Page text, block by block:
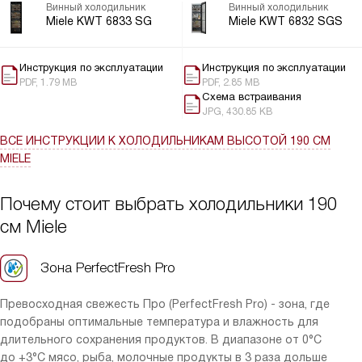
практичным в использовании.
здесь этот шкаф превзошел все мои ожидания.
Вместительность в 178 бутылок - это просто супер! Мы любим
вино и часто устраиваем дегустации с друзьями. Теперь у меня
Еще одним большим плюсом являются три температурные
системе динамического охлаждения, температура внутри
шкафа всегда стабильна.
Очень удобно, что есть сенсорные переключатели и дисплей
для регулировки и индикации температуры. Все просто и
понятно. И даже если я забуду закрыть дверь, мне об этом
сразу же напомнит акустический и оптический сигнал.
Особенно порадовали деревянные полки и освещение. Вино на
Винный холодильник
Miele KWT 6833 SG
Инструкция по эксплуатации
PDF, 1.79 MB
Винный холодильник
Miele KWT 6832 SGS
Инструкция по эксплуатации
PDF, 2.85 MB
Схема встраивания
JPG, 430.85 KB
ВСЕ ИНСТРУКЦИИ К ХОЛОДИЛЬНИКАМ ВЫСОТОЙ 190 СМ
MIELE
Почему стоит выбрать холодильники 190
см Miele
Зона PerfectFresh Pro
Превосходная свежесть Про (PerfectFresh Pro) - зона, где
подобраны оптимальные температура и влажность для
длительного сохранения продуктов. В диапазоне от 0°C
до +3°C мясо, рыба, молочные продукты в 3 раза дольше